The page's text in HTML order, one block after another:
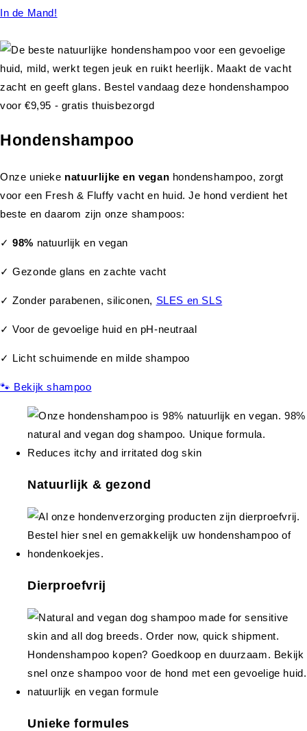
In de Mand!
Hondenshampoo
Onze unieke natuurlijke en vegan hondenshampoo, zorgt
voor een Fresh & Fluffy vacht en huid. Je hond verdient het
beste en daarom zijn onze shampoos:
✓98% natuurlijk en vegan
✓ Gezonde glans en zachte vacht
✓ Zonder parabenen, siliconen, SLES en SLS
✓ Voor de gevoelige huid en pH-neutraal
✓ Licht schuimende en milde shampoo
🐾 Bekijk shampoo
Natuurlijk & gezond
Dierproefvrij
Unieke formules